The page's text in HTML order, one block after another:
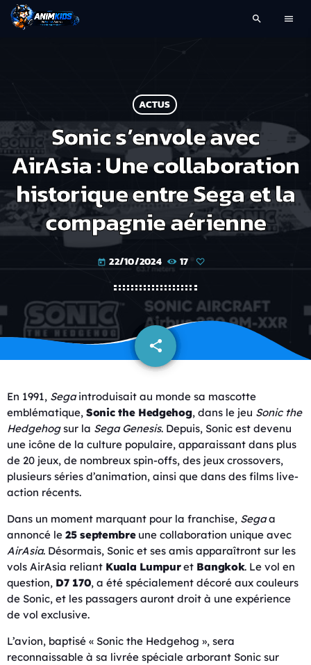
search menu
ACTUS
Sonic s’envole avec
AirAsia : Une collaboration
historique entre Sega et la
compagnie aérienne
today 22/10/2024 17
share
email
En 1991, Segaintroduisait au monde sa mascotte
emblématique, Sonic the Hedgehog, dans le jeu Sonic the
Hedgehogsur la Sega Genesis. Depuis, Sonic est devenu
une icône de la culture populaire, apparaissant dans plus
de 20 jeux, de nombreux spin-offs, des jeux crossovers,
plusieurs séries d’animation, ainsi que dans des films live-
action récents.
Dans un moment marquant pour la franchise, Segaa
annoncé le 25 septembreune collaboration unique avec
AirAsia. Désormais, Sonic et ses amis apparaîtront sur les
vols AirAsia reliant Kuala Lumpuret Bangkok. Le vol en
question, D7 170, a été spécialement décoré aux couleurs
de Sonic, et les passagers auront droit à une expérience
de vol exclusive.
L’avion, baptisé « Sonic the Hedgehog », sera
reconnaissable à sa livrée spéciale arborant Sonic sur